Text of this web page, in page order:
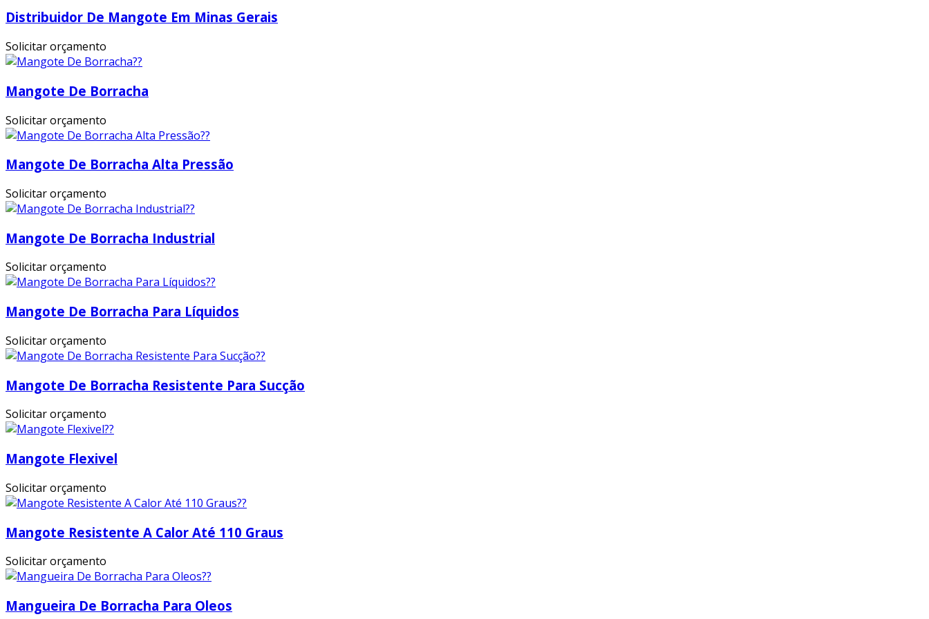
Distribuidor De Mangote Em Minas Gerais
Solicitar orçamento
Mangote De Borracha
Solicitar orçamento
Mangote De Borracha Alta Pressão
Solicitar orçamento
Mangote De Borracha Industrial
Solicitar orçamento
Mangote De Borracha Para Líquidos
Solicitar orçamento
Mangote De Borracha Resistente Para Sucção
Solicitar orçamento
Mangote Flexivel
Solicitar orçamento
Mangote Resistente A Calor Até 110 Graus
Solicitar orçamento
Mangueira De Borracha Para Oleos